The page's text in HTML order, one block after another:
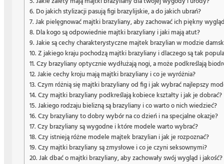
Do jakich stylizacji pasują figi brazylijskie, a do jakich ubrań?
Jak pielęgnować majtki brazyliany, aby zachować ich piękny
Dla kogo są odpowiednie majtki brazyliany i jaki mają atut?
Jakie są cechy charakterystyczne majtek brazylian w modzie
Z jakiego kraju pochodzą majtki brazyliany i dlaczego są tak
Czy brazyliany optycznie wydłużają nogi, a może podkreślają
Jakie cechy kroju mają majtki brazyliany i co je wyróżnia?
Czym różnią się majtki brazyliany od fig i jak wybrać najlepszy
Czy majtki brazyliany podkreślają kobiece kształty i jak je dobrać?
Jakiego rodzaju bielizną są brazyliany i co warto o nich wiedzieć?
Czy brazyliany to dobry wybór na co dzień i na specjalne okazje?
Czy brazyliany są wygodne i które modele warto wybrać?
Czy istnieją różne modele majtek brazylian i jak je rozpoznać?
Czy majtki brazyliany są zmysłowe i co je czyni seksownymi?
Jak dbać o majtki brazyliany, aby zachowały swój wygląd i jakość?